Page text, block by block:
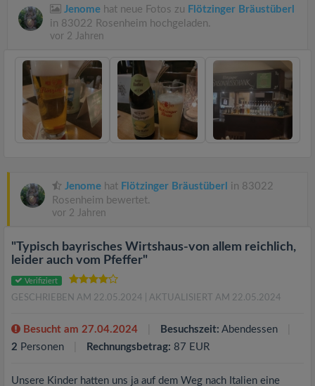
Jenome hat neue Fotos zu Flötzinger Bräustüberl
in 83022 Rosenheim hochgeladen.
vor 2 Jahren
Jenome hat Flötzinger Bräustüberl in 83022
Rosenheim bewertet.
vor 2 Jahren
"Typisch bayrisches Wirtshaus-von allem reichlich,
leider auch vom Pfeffer"
Verifiziert
GESCHRIEBEN AM 22.05.2024 | AKTUALISIERT AM 22.05.2024
Besucht am 27.04.2024 Besuchszeit: Abendessen
2 Personen Rechnungsbetrag: 87 EUR
Unsere Kinder hatten uns ja auf dem Weg nach Italien eine